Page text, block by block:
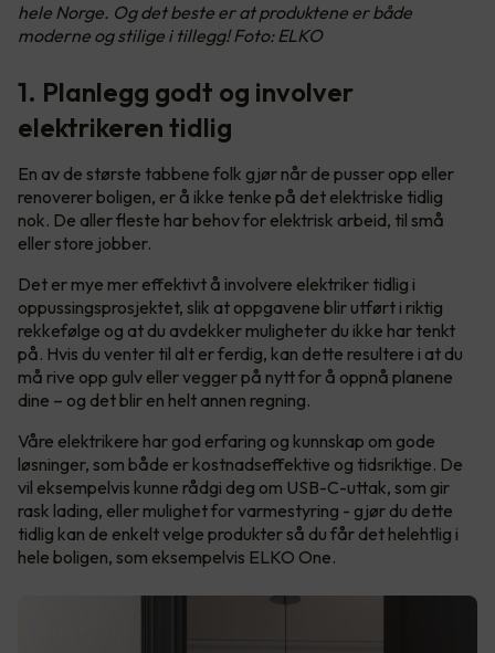
hele Norge. Og det beste er at produktene er både
moderne og stilige i tillegg! Foto: ELKO
1. Planlegg godt og involver
elektrikeren tidlig
En av de største tabbene folk gjør når de pusser opp eller
renoverer boligen, er å ikke tenke på det elektriske tidlig
nok. De aller fleste har behov for elektrisk arbeid, til små
eller store jobber.
Det er mye mer effektivt å involvere elektriker tidlig i
oppussingsprosjektet, slik at oppgavene blir utført i riktig
rekkefølge og at du avdekker muligheter du ikke har tenkt
på. Hvis du venter til alt er ferdig, kan dette resultere i at du
må rive opp gulv eller vegger på nytt for å oppnå planene
dine – og det blir en helt annen regning.
Våre elektrikere har god erfaring og kunnskap om gode
løsninger, som både er kostnadseffektive og tidsriktige. De
vil eksempelvis kunne rådgi deg om USB-C-uttak, som gir
rask lading, eller mulighet for varmestyring - gjør du dette
tidlig kan de enkelt velge produkter så du får det helehtlig i
hele boligen, som eksempelvis ELKO One.